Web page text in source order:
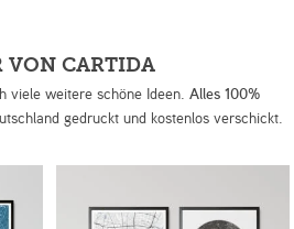
VON CARTIDA
viele weitere schöne Ideen. Alles 100%
gedruckt und kostenlos verschickt.